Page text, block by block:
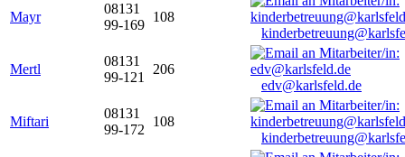
Mayr
08131
99-169
108
Mertl
08131
99-121
206
edv@karlsfeld.de
Miftari
08131
99-172
108